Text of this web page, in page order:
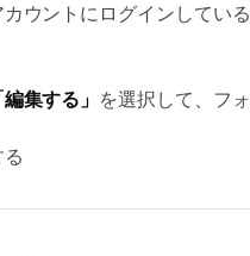
ウントにログインしてい
集する」 を選択して、フ